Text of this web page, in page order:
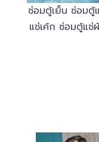
ซ่อมตู้เย็น ซ่อม
แช่เค้ก ซ่อมตู้แช่